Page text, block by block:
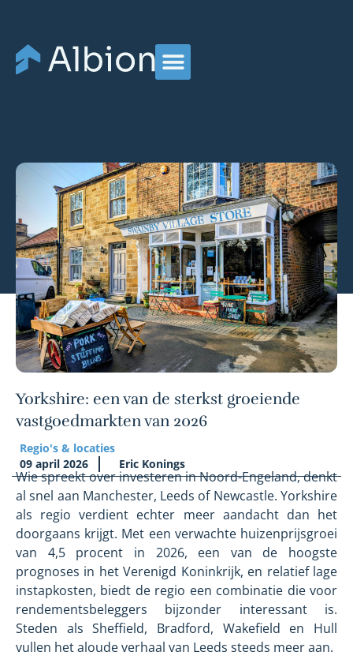
Yorkshire: een van de sterkst groeiende
vastgoedmarkten van 2026
Regio's & locaties
09 april 2026
Eric Konings
Wie spreekt over investeren in Noord-Engeland, denkt
al snel aan Manchester, Leeds of Newcastle. Yorkshire
als regio verdient echter meer aandacht dan het
doorgaans krijgt. Met een verwachte huizenprijsgroei
van 4,5 procent in 2026, een van de hoogste
prognoses in het Verenigd Koninkrijk, en relatief lage
instapkosten, biedt de regio een combinatie die voor
rendementsbeleggers bijzonder interessant is.
Steden als Sheffield, Bradford, Wakefield en Hull
vullen het aloude verhaal van Leeds steeds meer aan.